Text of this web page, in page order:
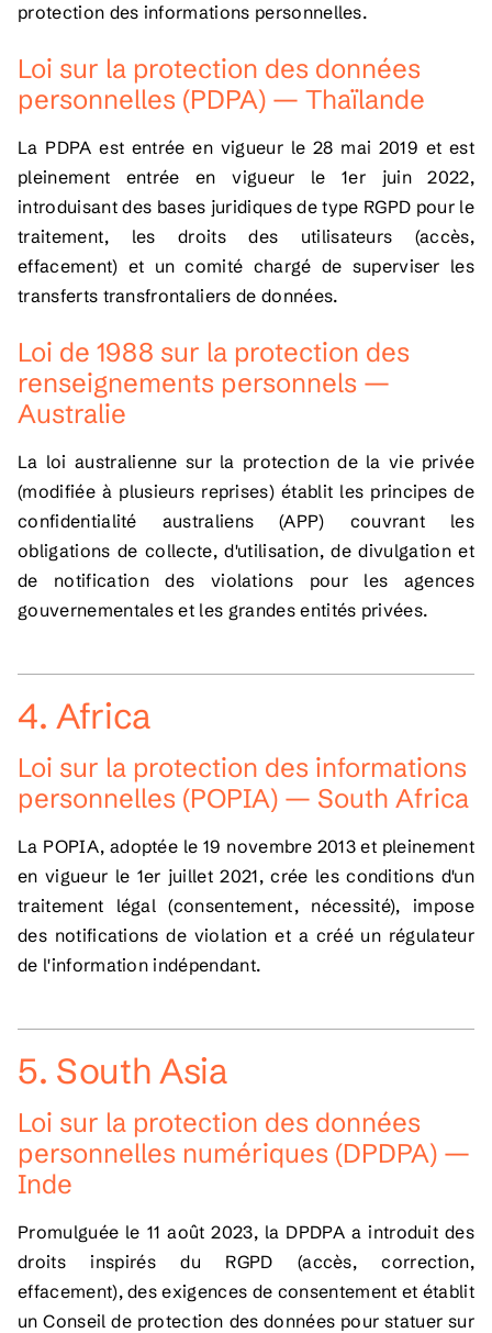
protection des informations personnelles.
Loi sur la protection des données
personnelles (PDPA) — Thaïlande
La PDPA est entrée en vigueur le 28 mai 2019 et est
pleinement entrée en vigueur le 1er juin 2022,
introduisant des bases juridiques de type RGPD pour le
traitement, les droits des utilisateurs (accès,
effacement) et un comité chargé de superviser les
transferts transfrontaliers de données.
Loi de 1988 sur la protection des
renseignements personnels —
Australie
La loi australienne sur la protection de la vie privée
(modifiée à plusieurs reprises) établit les principes de
confidentialité australiens (APP) couvrant les
obligations de collecte, d'utilisation, de divulgation et
de notification des violations pour les agences
gouvernementales et les grandes entités privées.
4. Africa
Loi sur la protection des informations
personnelles (POPIA) — South Africa
La POPIA, adoptée le 19 novembre 2013 et pleinement
en vigueur le 1er juillet 2021, crée les conditions d'un
traitement légal (consentement, nécessité), impose
des notifications de violation et a créé un régulateur
de l'information indépendant.
5. South Asia
Loi sur la protection des données
personnelles numériques (DPDPA) —
Inde
Promulguée le 11 août 2023, la DPDPA a introduit des
droits inspirés du RGPD (accès, correction,
effacement), des exigences de consentement et établit
un Conseil de protection des données pour statuer sur